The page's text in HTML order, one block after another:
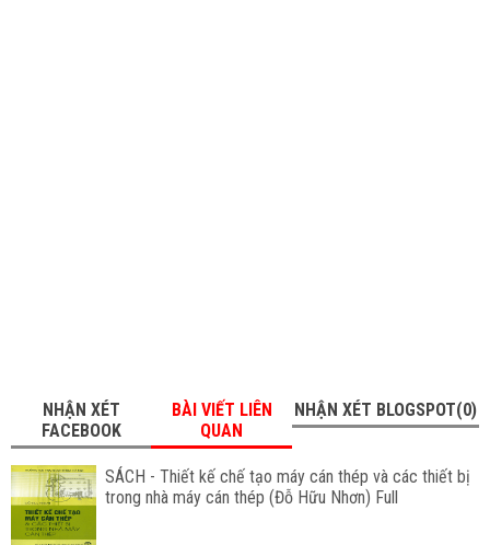
NHẬN XÉT
FACEBOOK
BÀI VIẾT LIÊN
QUAN
NHẬN XÉT BLOGSPOT(0)
SÁCH - Thiết kế chế tạo máy cán thép và các thiết bị
trong nhà máy cán thép (Đỗ Hữu Nhơn) Full